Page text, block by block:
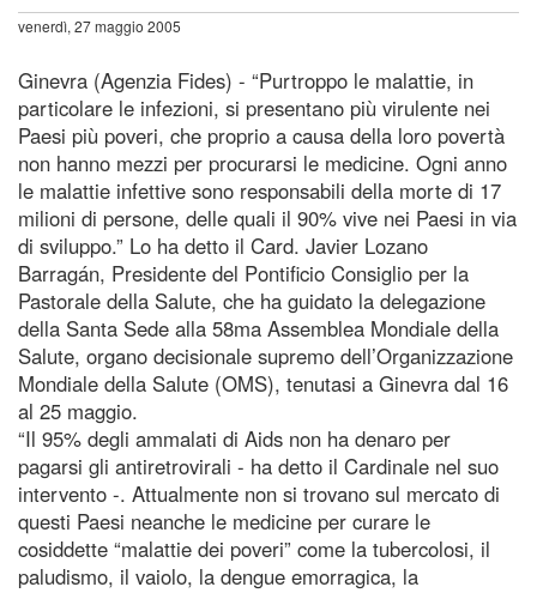
venerdì, 27 maggio 2005
Ginevra (Agenzia Fides) - “Purtroppo le malattie, in
particolare le infezioni, si presentano più virulente nei
Paesi più poveri, che proprio a causa della loro povertà
non hanno mezzi per procurarsi le medicine. Ogni anno
le malattie infettive sono responsabili della morte di 17
milioni di persone, delle quali il 90% vive nei Paesi in via
di sviluppo.” Lo ha detto il Card. Javier Lozano
Barragán, Presidente del Pontificio Consiglio per la
Pastorale della Salute, che ha guidato la delegazione
della Santa Sede alla 58ma Assemblea Mondiale della
Salute, organo decisionale supremo dell’Organizzazione
Mondiale della Salute (OMS), tenutasi a Ginevra dal 16
al 25 maggio.
“Il 95% degli ammalati di Aids non ha denaro per
pagarsi gli antiretrovirali - ha detto il Cardinale nel suo
intervento -. Attualmente non si trovano sul mercato di
questi Paesi neanche le medicine per curare le
cosiddette “malattie dei poveri” come la tubercolosi, il
paludismo, il vaiolo, la dengue emorragica, la